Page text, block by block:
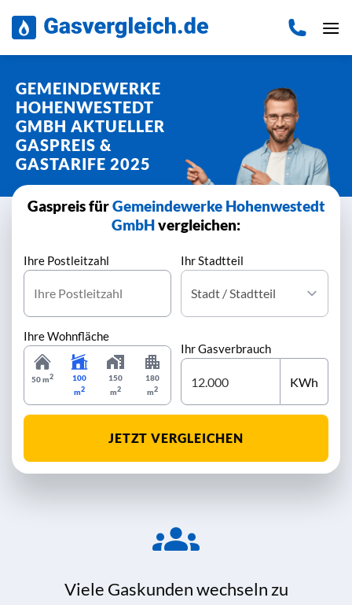
Inhalt
GEMEINDEWERKE
HOHENWESTEDT
GMBH AKTUELLER
GASPREIS &
GASTARIFE 2025
Gaspreis fürGemeindewerke Hohenwestedt
GmbHvergleichen:
Ihre Postleitzahl Ihr Stadtteil
Ihre Wohnfläche
50 m2
100
m2
150
m2
180
m2
Ihr Gasverbrauch
KWh
JETZT VERGLEICHEN
Viele Gaskunden wechseln zu